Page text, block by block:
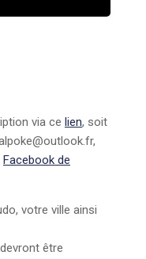
via ce lien, soit
Facebook de
votre ville ainsi
être